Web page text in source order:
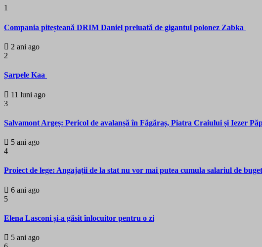
1
Compania piteșteană DRIM Daniel preluată de gigantul polonez Zabka
2 ani ago
2
Șarpele Kaa
11 luni ago
3
Salvamont Argeș: Pericol de avalanșă în Făgăraș, Piatra Craiului și Iezer
5 ani ago
4
Proiect de lege: Angajaţii de la stat nu vor mai putea cumula salariul de
6 ani ago
5
Elena Lasconi și-a găsit înlocuitor pentru o zi
5 ani ago